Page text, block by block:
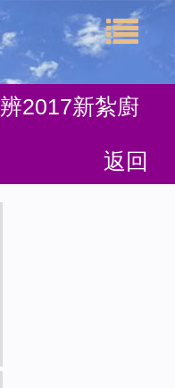
2017新紮廚
返回